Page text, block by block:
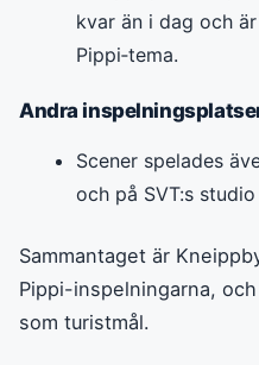
kvar än i dag och
Pippi‑tema.
Andra
Scener spelades
och på SVT:s
Sammantaget är
Pippi-inspelningarna,
som turistmål.